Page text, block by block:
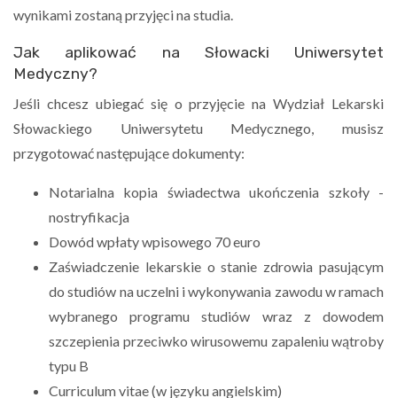
wynikami zostaną przyjęci na studia.
Jak aplikować na Słowacki Uniwersytet
Medyczny?
Jeśli chcesz ubiegać się o przyjęcie na Wydział Lekarski
Słowackiego Uniwersytetu Medycznego, musisz
przygotować następujące dokumenty:
Notarialna kopia świadectwa ukończenia szkoły -
nostryfikacja
Dowód wpłaty wpisowego 70 euro
Zaświadczenie lekarskie o stanie zdrowia pasującym
do studiów na uczelni i wykonywania zawodu w ramach
wybranego programu studiów wraz z dowodem
szczepienia przeciwko wirusowemu zapaleniu wątroby
typu B
Curriculum vitae (w języku angielskim)